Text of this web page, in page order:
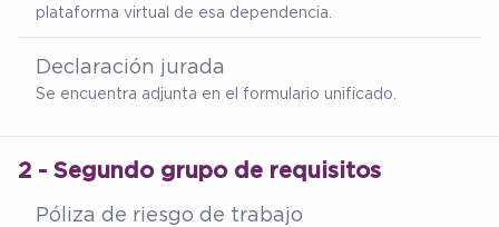
plataforma virtual de esa dependencia.
Declaración jurada
Se encuentra adjunta en el formulario unificado.
2 - Segundo grupo de requisitos
Póliza de riesgo de trabajo